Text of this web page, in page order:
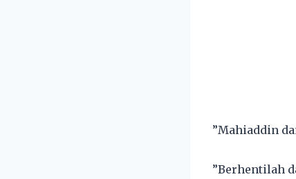
”Mahiaddin
”Berhentilah